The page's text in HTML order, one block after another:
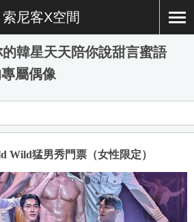
索尼客X空間
的韓星天天陪你說甜言蜜語
屬偶像
Wild猛男秀門票（女性限定）